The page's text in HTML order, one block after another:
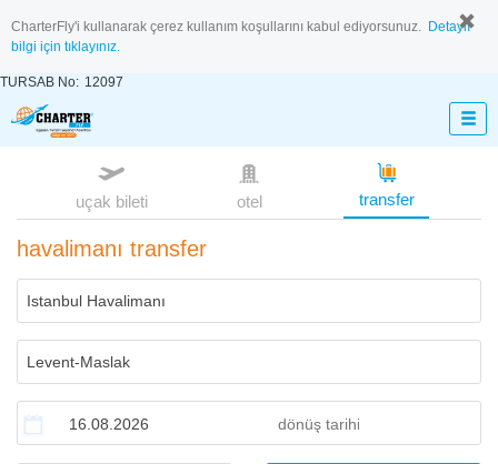
CharterFly'i kullanarak çerez kullanım koşullarını kabul ediyorsunuz. Detaylı
bilgi için tıklayınız.
TURSAB No: 12097
uçak bileti otel transfer
havalimanı transfer